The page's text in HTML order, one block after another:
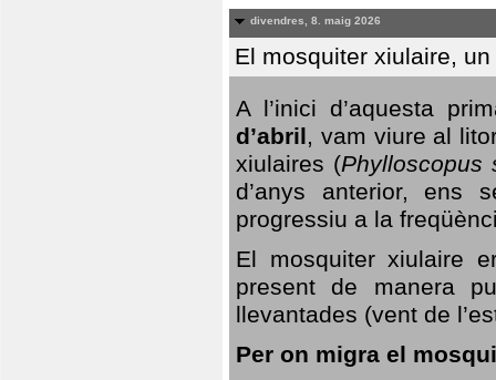
divendres, 8. maig 2026
El mosquiter xiulaire,
A l’inici d’aquesta
d’abril, vam viure al
xiulaires (Phylloscopus
d’anys anterior, ens
progressiu a la
El mosquiter xiulaire
present de manera
llevantades (vent de
Per on migra el